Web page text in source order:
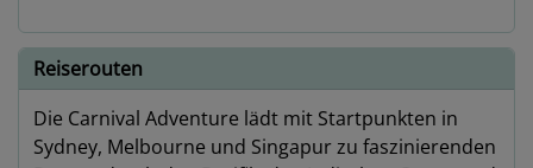
Reiserouten
Die Carnival Adventure lädt mit Startpunkten in
Sydney, Melbourne und Singapur zu faszinierenden